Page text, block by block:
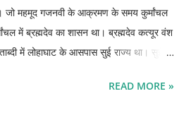
महमूद गजनवी के आक्रमण के समय कुर्मांचल
में ब्रह्मदेव का शासन था। ब्रह्मदेव कत्यूर वंश
में लोहाघाट के आसपास सुई राज्य था। सुई
इलाहाबाद के निकट झूंसी से आया था। चंद
READ MORE »